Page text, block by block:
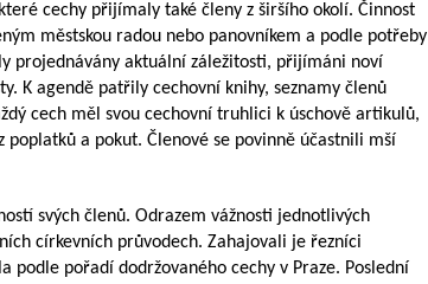
cechy přijímaly také členy z širšího okolí. Činnost
městskou radou nebo panovníkem a podle potřeby
projednávány aktuální záležitosti, přijímáni noví
K agendě patřily cechovní knihy, seznamy členů
cech měl svou cechovní truhlici k úschově artikulů,
a pokut. Členové se povinně účastnili mší
svých členů. Odrazem vážnosti jednotlivých
církevních průvodech. Zahajovali je řezníci
podle pořadí dodržovaného cechy v Praze. Poslední